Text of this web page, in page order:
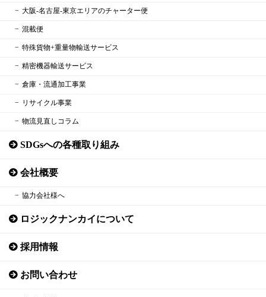
大阪‐名古屋‐東京エリアのチャーター便
混載便
特殊貨物+重量物輸送サービス
精密機器輸送サービス
倉庫・流通加工事業
リサイクル事業
物流見直しコラム
SDGsへの各種取り組み
会社概要
協力会社様へ
ロジックナンカイについて
採用情報
お問い合わせ